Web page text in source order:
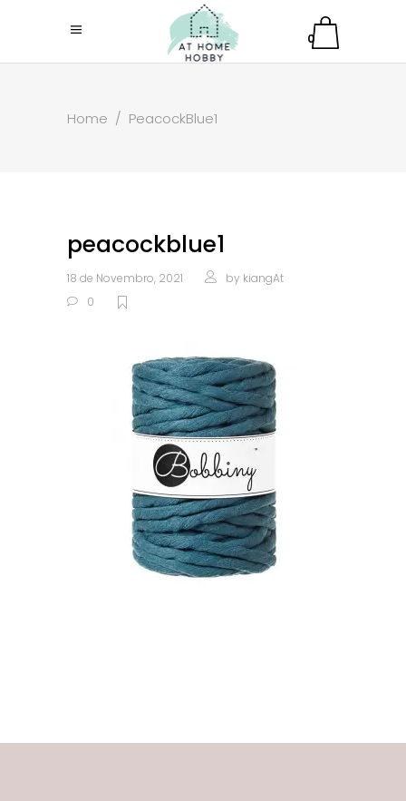
0
Home / PeacockBlue1
peacockblue1
18 de Novembro, 2021 by kiangAt
0